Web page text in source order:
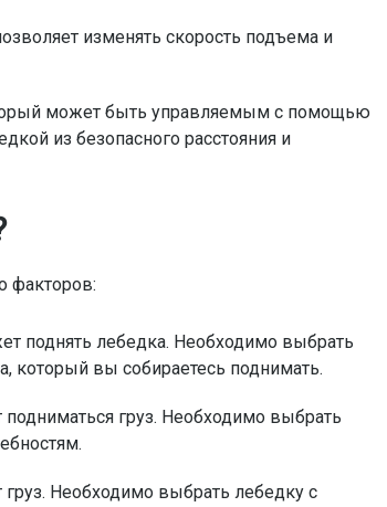
изменять скорость подъема и
может быть управляемым с помощью
из безопасного расстояния и
факторов:
поднять лебедка. Необходимо выбрать
который вы собираетесь поднимать.
груз. Необходимо выбрать
Необходимо выбрать лебедку с